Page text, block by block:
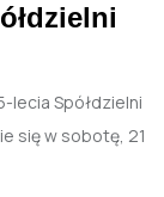
lecia Spółdzielni
się w sobotę, 21